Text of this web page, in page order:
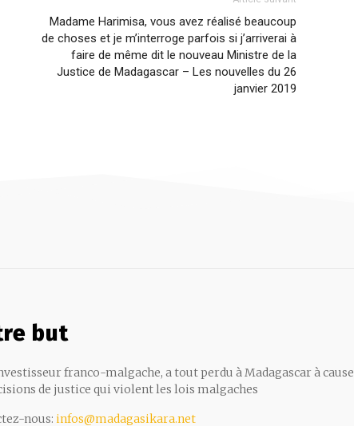
Madame Harimisa, vous avez réalisé beaucoup
de choses et je m’interroge parfois si j’arriverai à
faire de même dit le nouveau Ministre de la
Justice de Madagascar – Les nouvelles du 26
janvier 2019
but
franco-malgache, a tout perdu à Madagascar à cause
de justice qui violent les lois malgaches
nous: infos@madagasikara.net